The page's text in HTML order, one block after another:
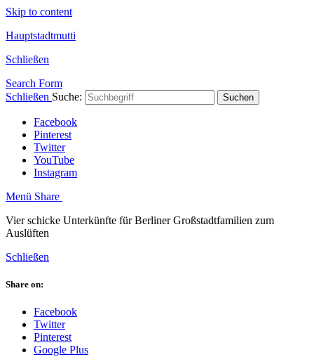
Skip to content
Hauptstadtmutti
Schließen
Search Form
Schließen Suche: Suchen
Facebook
Pinterest
Twitter
YouTube
Instagram
Menü Share
Vier schicke Unterkünfte für Berliner Großstadtfamilien zum
Auslüften
Schließen
Share on:
Facebook
Twitter
Pinterest
Google Plus